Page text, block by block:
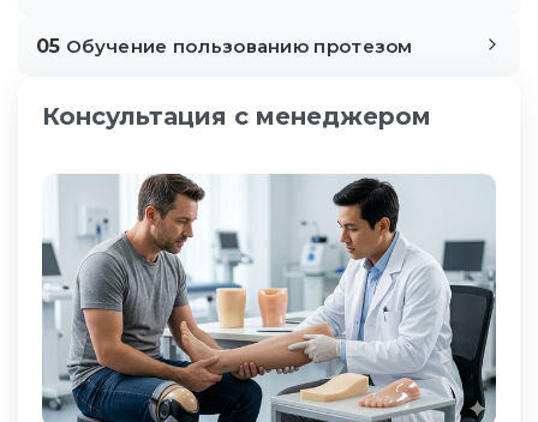
05 Обучение пользованию протезом
Консультация с менеджером